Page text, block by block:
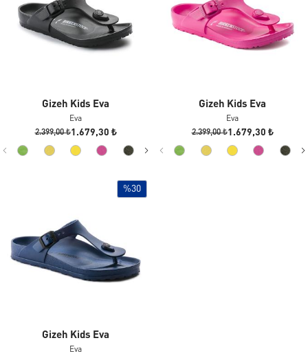
Gizeh Kids Eva
Eva
2.399,00 ₺1.679,30 ₺
Gizeh Kids Eva
Eva
2.399,00 ₺1.679,30 ₺
%30
Gizeh Kids Eva
Eva